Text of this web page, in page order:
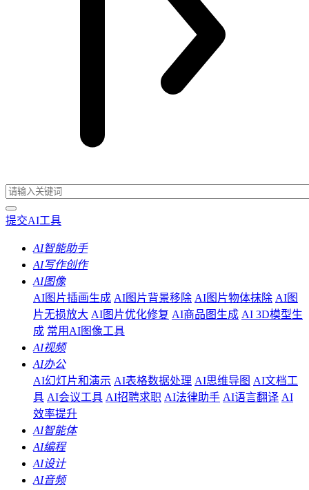
提交AI工具
AI智能助手
AI写作创作
AI图像
AI图片插画生成 AI图片背景移除 AI图片物体抹除 AI图
片无损放大 AI图片优化修复 AI商品图生成 AI 3D模型生
成 常用AI图像工具
AI视频
AI办公
AI幻灯片和演示 AI表格数据处理 AI思维导图 AI文档工
具 AI会议工具 AI招聘求职 AI法律助手 AI语言翻译 AI
效率提升
AI智能体
AI编程
AI设计
AI音频